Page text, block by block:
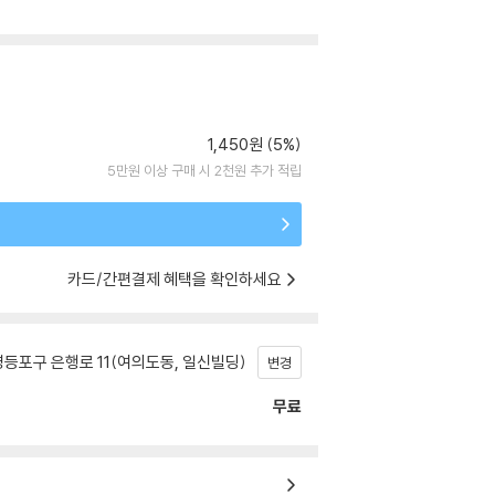
1,450원 (5%)
5만원 이상 구매 시 2천원 추가 적립
카드/간편결제 혜택을 확인하세요
포구 은행로 11(여의도동, 일신빌딩) 변경
무료